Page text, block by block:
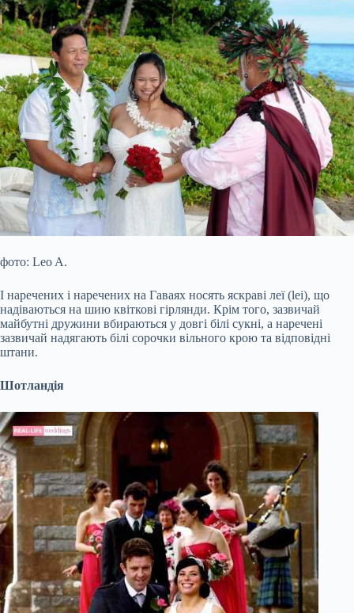
фото: Leo A.
І наречених і наречених на Гаваях носять яскраві леї (lei), що
надіваються на шию квіткові гірлянди. Крім того, зазвичай
майбутні дружини вбираються у довгі білі сукні, а наречені
зазвичай надягають білі сорочки вільного крою та відповідні
штани.
Шотландія